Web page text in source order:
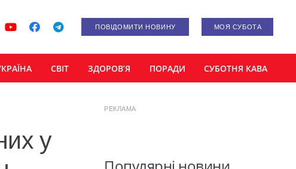
ПОВІДОМИТИ НОВИНУ МОЯ СУБОТА
СВІТ ЗДОРОВ’Я ПОРАДИ СУБОТНЯ КАВА
у
РЕКЛАМА